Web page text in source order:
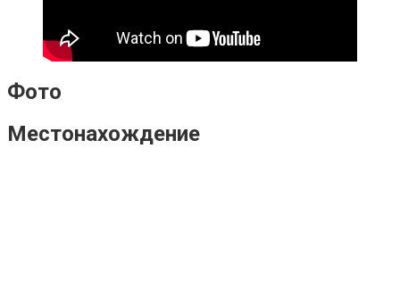
Фото
Местонахождение